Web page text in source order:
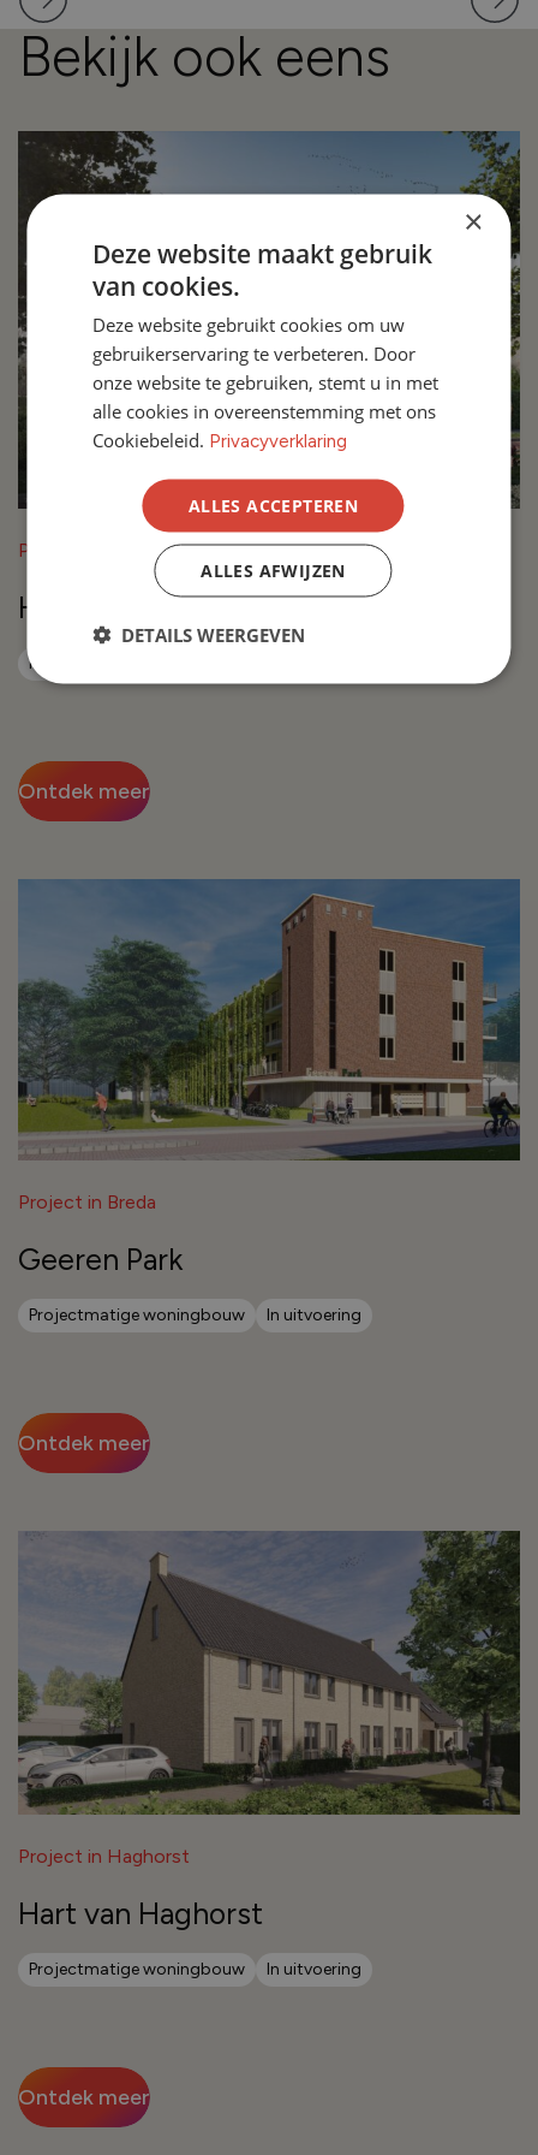
Bekijk ook eens
Project in Breda
Heiveldhoef – fase 1
In verkoop
Ontdek meer
Project in Breda
Geeren Park
Projectmatige woningbouw In uitvoering
Ontdek meer
Project in Haghorst
Hart van Haghorst
Projectmatige woningbouw In uitvoering
Ontdek meer
×
Deze website maakt gebruik
van cookies.
Deze website gebruikt cookies om uw
gebruikerservaring te verbeteren. Door
onze website te gebruiken, stemt u in met
alle cookies in overeenstemming met ons
Cookiebeleid. Privacyverklaring
ALLES ACCEPTEREN
ALLES AFWIJZEN
DETAILS WEERGEVEN